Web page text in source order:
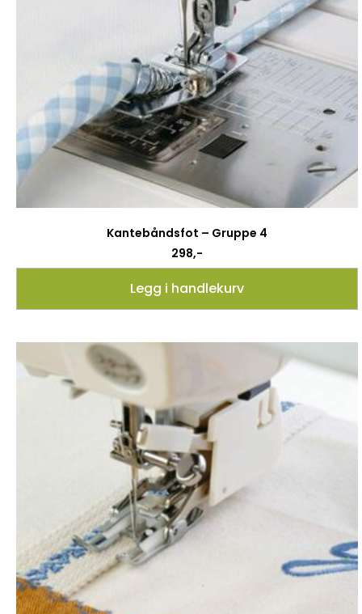
Kantebåndsfot – Gruppe 4
298,-
Legg i handlekurv